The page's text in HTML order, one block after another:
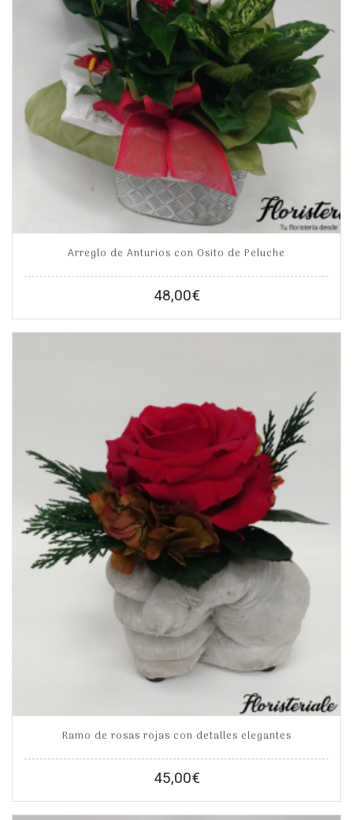
Arreglo de Anturios con Osito de Peluche
48,00€
Ramo de rosas rojas con detalles elegantes
45,00€